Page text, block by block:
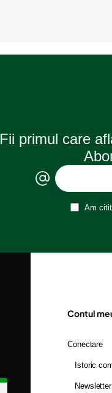
Fii primul care
Am
Contul
Conectare
Istoric
Newsletter